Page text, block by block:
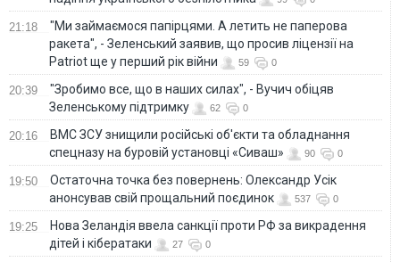
21:18
"Ми займаємося папірцями. А летить не паперова
ракета", - Зеленський заявив, що просив ліцензії на
Patriot ще у перший рік війни
59 0
20:39
"Зробимо все, що в наших силах", - Вучич обіцяв
Зеленському підтримку
62 0
20:16
ВМС ЗСУ знищили російські об'єкти та обладнання
спецназу на буровій установці «Сиваш»
90 0
19:50
Остаточна точка без повернень: Олександр Усік
анонсував свій прощальний поєдинок
537 0
19:25
Нова Зеландія ввела санкції проти РФ за викрадення
дітей і кібератаки
27 0